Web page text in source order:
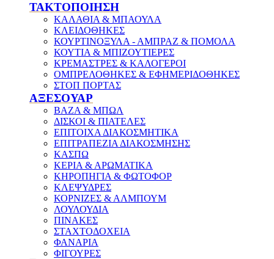
ΤΑΚΤΟΠΟΙΗΣΗ
ΚΑΛΑΘΙΑ & ΜΠΑΟΥΛΑ
ΚΛΕΙΔΟΘΗΚΕΣ
ΚΟΥΡΤΙΝΟΞΥΛΑ - ΑΜΠΡΑΖ & ΠΟΜΟΛΑ
ΚΟΥΤΙΑ & ΜΠΙΖΟΥΤΙΕΡΕΣ
ΚΡΕΜΑΣΤΡΕΣ & ΚΑΛΟΓΕΡΟΙ
ΟΜΠΡΕΛΟΘΗΚΕΣ & ΕΦΗΜΕΡΙΔΟΘΗΚΕΣ
ΣΤΟΠ ΠΟΡΤΑΣ
ΑΞΕΣΟΥΑΡ
ΒΑΖΑ & ΜΠΩΛ
ΔΙΣΚΟΙ & ΠΙΑΤΕΛΕΣ
ΕΠΙΤΟΙΧΑ ΔΙΑΚΟΣΜΗΤΙΚΑ
ΕΠΙΤΡΑΠΕΖΙΑ ΔΙΑΚΟΣΜΗΣΗΣ
ΚΑΣΠΩ
ΚΕΡΙΑ & ΑΡΩΜΑΤΙΚΑ
ΚΗΡΟΠΗΓΙΑ & ΦΩΤΟΦΟΡ
ΚΛΕΨΥΔΡΕΣ
ΚΟΡΝΙΖΕΣ & ΑΛΜΠΟΥΜ
ΛΟΥΛΟΥΔΙΑ
ΠΙΝΑΚΕΣ
ΣΤΑΧΤΟΔΟΧΕΙΑ
ΦΑΝΑΡΙΑ
ΦΙΓΟΥΡΕΣ